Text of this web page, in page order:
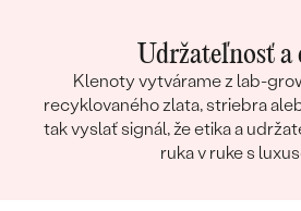
Udržateľnosť a
Klenoty vytvárame z lab-
recyklovaného zlata, striebra
tak vyslať signál, že etika a
ruka v ruke s